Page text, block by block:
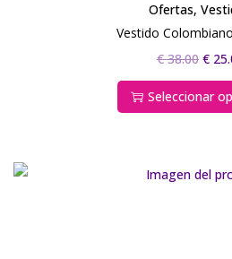
Ofertas,
Vestido
€38.00 €
Seleccionar